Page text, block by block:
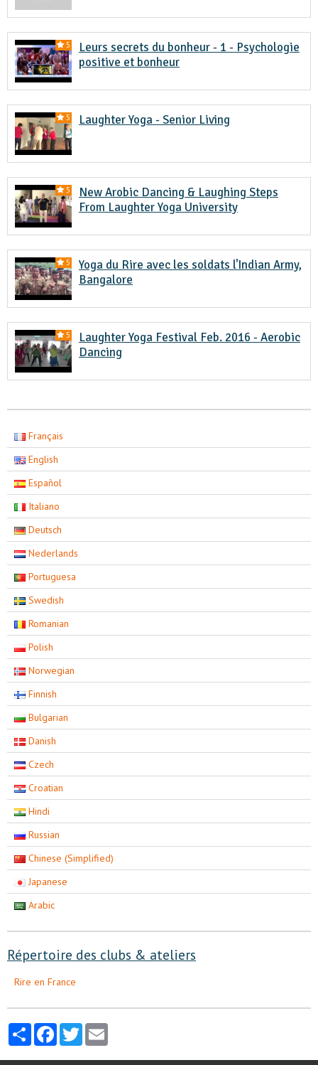
5
Leurs secrets du bonheur - 1 - Psychologie
positive et bonheur
5 Laughter Yoga - Senior Living
5
New Arobic Dancing & Laughing Steps
From Laughter Yoga University
5
Yoga du Rire avec les soldats l'Indian Army,
Bangalore
5
Laughter Yoga Festival Feb. 2016 - Aerobic
Dancing
Français
English
Español
Italiano
Deutsch
Nederlands
Portuguesa
Swedish
Romanian
Polish
Norwegian
Finnish
Bulgarian
Danish
Czech
Croatian
Hindi
Russian
Chinese (Simplified)
Japanese
Arabic
Répertoire des clubs & ateliers
Rire en France
PartagerFacebookTwitter